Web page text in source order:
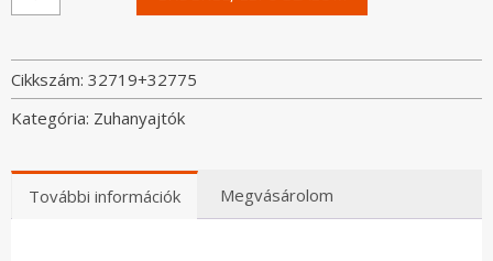
140B
arany
zuhanyajtó
mennyiség
Cikkszám: 32719+32775
Kategória: Zuhanyajtók
További információk Megvásárolom